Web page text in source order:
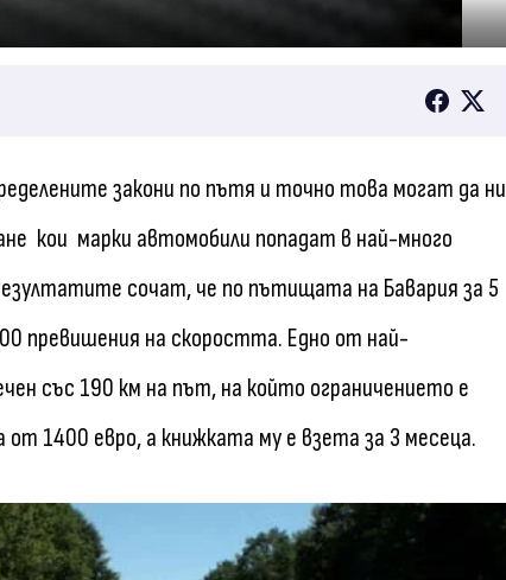
закони по пътя и точно това могат да ни
кои марки автомобили попадат в най-много
сочат, че по пътищата на Бавария за 5
превишения на скоростта. Едно от най-
със 190 км на път, на който ограничението е
1400 евро, а книжката му е взета за 3 месеца.